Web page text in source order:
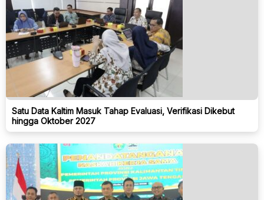
Satu Data Kaltim Masuk Tahap Evaluasi, Verifikasi Dikebut
hingga Oktober 2027